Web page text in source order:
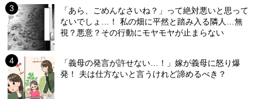
「あら、ごめんなさいね？」って絶対悪いと思って
ないでしょ…！ 私の畑に平然と踏み入る隣人…無
視？悪意？その行動にモヤモヤが止まらない
「義母の発言が許せない…！」嫁が義母に怒り爆
発！ 夫は仕方ないと言うけれど諦めるべき？